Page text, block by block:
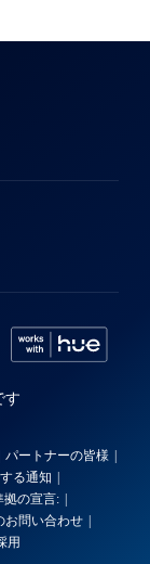
す
パートナーの皆様
る通知
拠の宣言:
お問い合わせ
用